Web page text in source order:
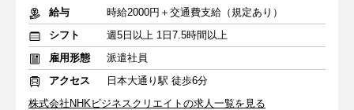
給与
時給2000円＋交通費支給（規定あり）
シフト
週5日以上 1日7.5時間以上
雇用形態
派遣社員
アクセス
日本大通り駅 徒歩6分
株式会社NHKビジネスクリエイトの求人一覧を見る